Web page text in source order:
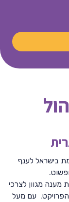
בישראל לענף
מענה מגוון לצרכי
הפרויקט. עם מעל